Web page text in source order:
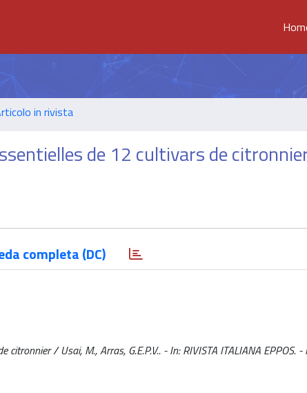
in rivista
de 12 cultivars de
completa (DC)
/ Usai, M., Arras, G.E.P.V.. - In: RIVISTA ITALIANA EPPOS.